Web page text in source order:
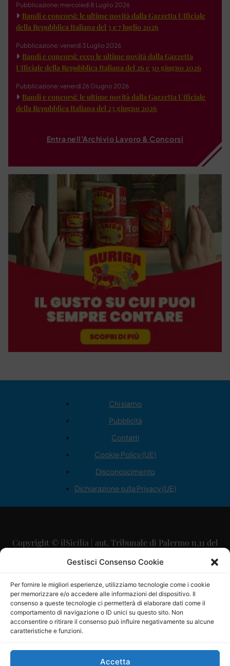
Gestisci Consenso Cookie
Per fornire le migliori esperienze, utilizziamo tecnologie come i cookie
per memorizzare e/o accedere alle informazioni del dispositivo. Il
consenso a queste tecnologie ci permetterà di elaborare dati come il
comportamento di navigazione o ID unici su questo sito. Non
acconsentire o ritirare il consenso può influire negativamente su alcune
caratteristiche e funzioni.
Accetta
Pubblicazione: mercoledì 8 Luglio 2026
Bandi e concorsi: le ultime novità dalla Gazzetta Ufficiale
della Repubblica Italiana del 3 e 7 luglio 2026
Pubblicazione: venerdì 3 Luglio 2026
Bandi e concorsi: ecco le ultime novità dalla Gazzetta
Ufficiale della Repubblica Italiana del 26 e 30 giugno 2026
Pubblicazione: venerdì 26 Giugno 2026
Bandi e concorsi: le ultime novità dalla Gazzetta Ufficiale
della Repubblica Italiana del 23 giugno 2026
Entra nell'Archivio Lavoro & Concorsi
Chi siamo
Pubblicità
Contatti
Cookie Policy (UE)
Disconoscimento
Dichiarazione sulla Privacy (UE)
Copyright © ilSicilia | aut. Tribunale di Palermo n.11 del
29/09/2015
Direttore Editoriale: Maurizio Scaglione
Direttore Responsabile: Maria Calabrese
P.IVA: 06334930820